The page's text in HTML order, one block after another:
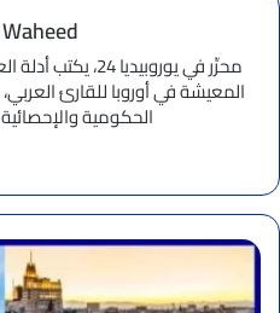
محرِّر في
المعيشة في أوروبا للقارئ
الحكومية
دليل
السياحة
في